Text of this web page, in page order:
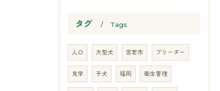
タグ Tags
人口 大型犬 宮若市 ブリーダー
見学 子犬 福岡 衛生管理